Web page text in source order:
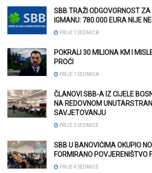
SBB TRAŽI ODGOVORNOST
IGMANU: 780.000 EURA NIJE
PRIJE 1 SEDMICA
POKRALI 30 MILIONA KM I
PROĆI
PRIJE 1 SEDMICA
ČLANOVI SBB-A IZ CIJELE
NA REDOVNOM
SAVJETOVANJU
PRIJE 3 SEDMICE
SBB U BANOVIĆIMA OKUPIO
FORMIRANO POVJERENIŠTVO
PRIJE 4 SEDMICE